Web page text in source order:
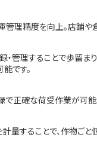
管理精度を向上。店舗や
・管理することで歩留
です。
で正確な荷受作業が可能
量することで、作物ご